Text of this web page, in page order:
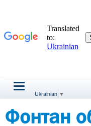
Ukrainian ▼